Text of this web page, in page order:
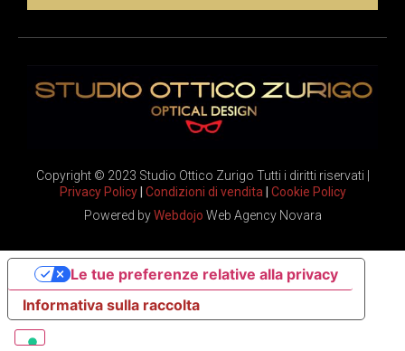
Copyright © 2023 Studio Ottico Zurigo Tutti i diritti riservati |
Privacy Policy| Condizioni di vendita | Cookie Policy
Powered by Webdojo Web Agency Novara
Informativa sulla raccolta
Le tue preferenze relative alla privacy